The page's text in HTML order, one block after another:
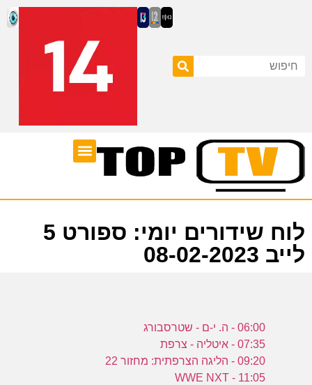
לוח שידורים יומי: ספורט 5
לייב 08-02-2023
06:00 - ה. י-ם - שטרסבורג
07:35 - איטליה - צרפת
09:20 - הליגה הצרפתית: מחזור 22
11:05 - WWE NXT